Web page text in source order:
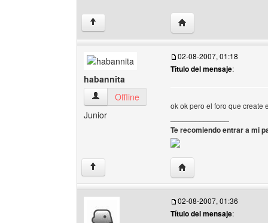
↑ Visitar sitio web del
habannita
habannita Ver perfil del usuario
Offline
Junior
02-08-2007, 01:18
Título del mensaje:
ok ok pero el foro que create
Te recomiendo entrar a mi
↑ Visitar sitio web del
02-08-2007, 01:36
Título del mensaje: